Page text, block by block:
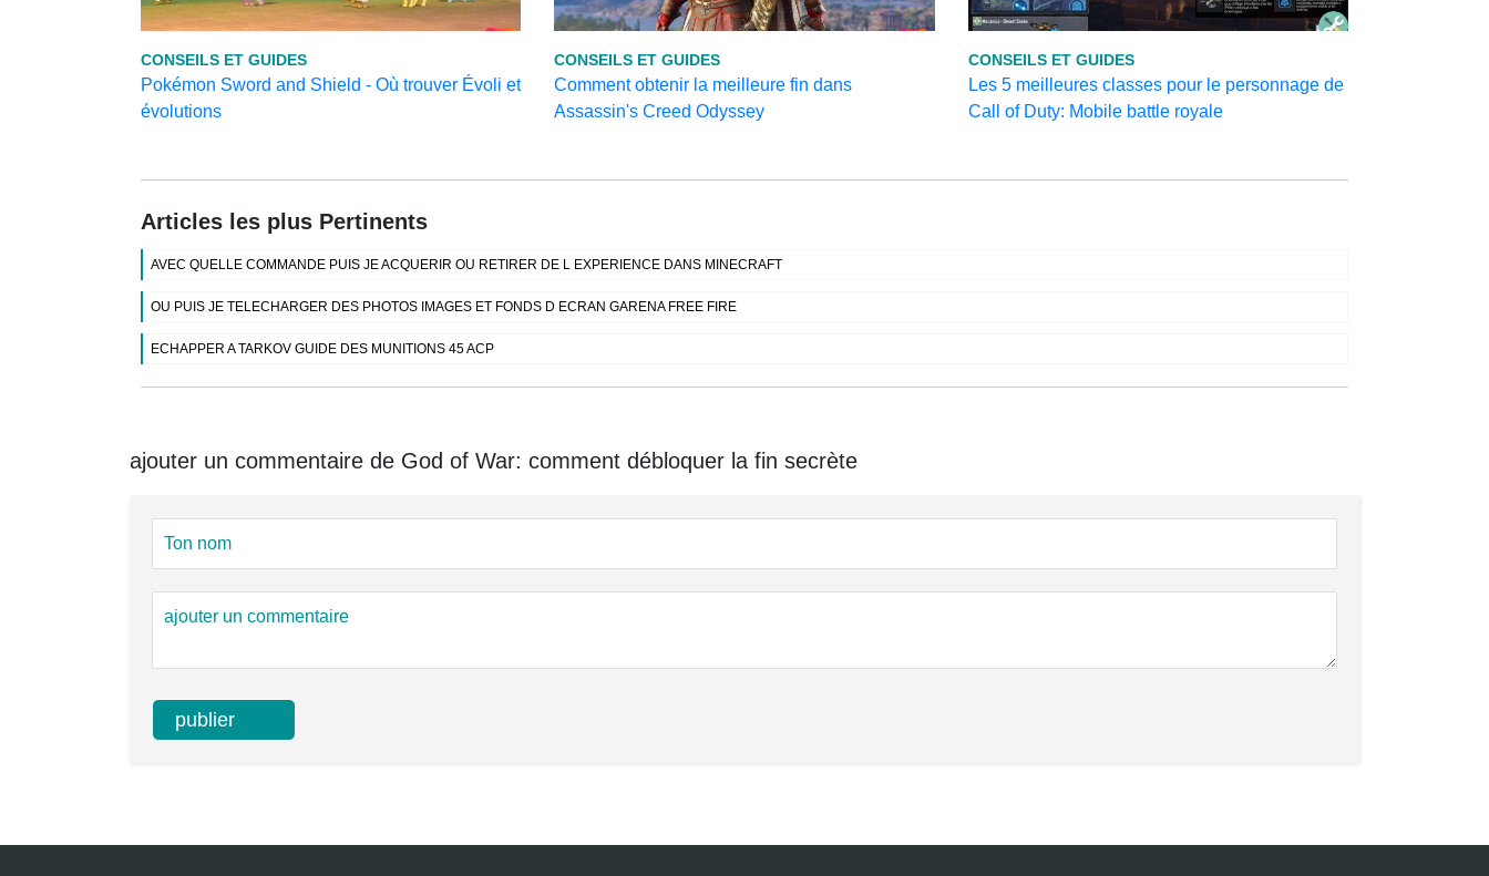
CONSEILS ET GUIDES
Pokémon Sword and Shield - Où trouver Évoli et
évolutions
CONSEILS ET GUIDES
Comment obtenir la meilleure fin dans
Assassin's Creed Odyssey
CONSEILS ET GUIDES
Les 5 meilleures classes pour le personnage de
Call of Duty: Mobile battle royale
Articles les plus Pertinents
AVEC QUELLE COMMANDE PUIS JE ACQUERIR OU RETIRER DE L EXPERIENCE DANS MINECRAFT
OU PUIS JE TELECHARGER DES PHOTOS IMAGES ET FONDS D ECRAN GARENA FREE FIRE
ECHAPPER A TARKOV GUIDE DES MUNITIONS 45 ACP
ajouter un commentaire de God of War: comment débloquer la fin secrète